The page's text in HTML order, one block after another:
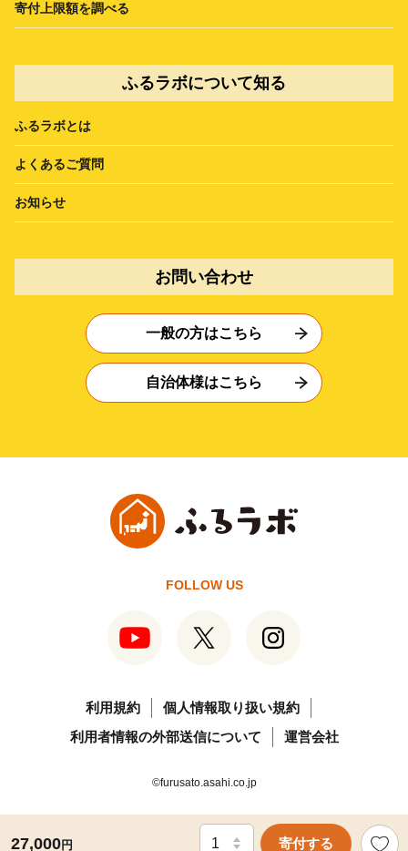
27,000円 寄付する
寄付上限額を調べる
ふるラボについて知る
ふるラボとは
よくあるご質問
お知らせ
お問い合わせ
一般の方はこちら
自治体様はこちら
FOLLOW US
利用規約
個人情報取り扱い規約
利用者情報の外部送信について
運営会社
©furusato.asahi.co.jp